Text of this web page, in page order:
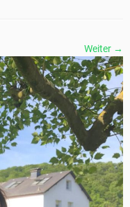
Weiter →